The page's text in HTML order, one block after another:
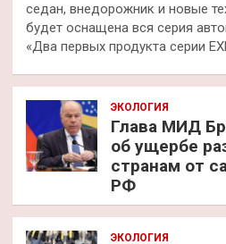
седан, внедорожник и новые
будет оснащена вся серия
«Два первых продукта серии
ЭКОЛОГИЯ
Глава МИД
об ущербе
странам от
РФ
ЭКОЛОГИЯ